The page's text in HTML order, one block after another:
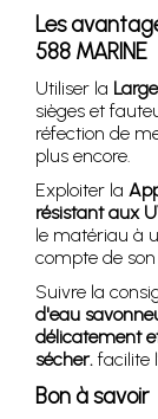
Les
588 MARINE
Utiliser la
sièges et
réfection de
plus encore.
Exploiter la
résistant aux
le matériau à
compte de son
Suivre la
d'eau
délicatement
sécher. facilite
Bon à savoir